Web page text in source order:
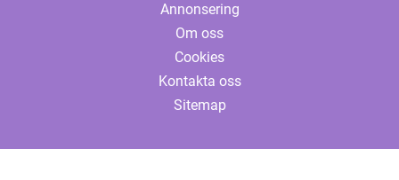
Annonsering
Om oss
Cookies
Kontakta oss
Sitemap